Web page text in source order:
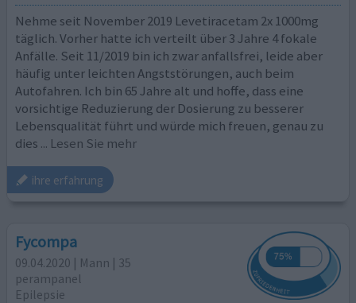
Nehme seit November 2019 Levetiracetam 2x 1000mg
täglich. Vorher hatte ich verteilt über 3 Jahre 4 fokale
Anfälle. Seit 11/2019 bin ich zwar anfallsfrei, leide aber
häufig unter leichten Angststörungen, auch beim
Autofahren. Ich bin 65 Jahre alt und hoffe, dass eine
vorsichtige Reduzierung der Dosierung zu besserer
Lebensqualität führt und würde mich freuen, genau zu
dies ... Lesen Sie mehr
ihre erfahrung
Fycompa
09.04.2020 | Mann | 35
perampanel
Epilepsie